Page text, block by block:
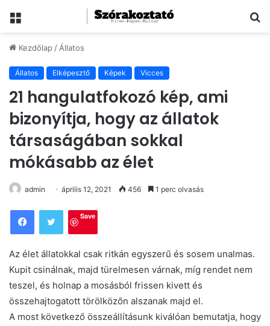
Menü
Kezdőlap / Állatos
Állatos Elképesztő Képek Vicces
21 hangulatfokozó kép, ami
bizonyítja, hogy az állatok
társaságában sokkal
mókásabb az élet
admin április 12, 2021 456 1 perc olvasás
Save
Az élet állatokkal csak ritkán egyszerű és sosem unalmas.
Kupit csinálnak, majd türelmesen várnak, míg rendet nem
teszel, és holnap a mosásból frissen kivett és
összehajtogatott törölközőn alszanak majd el.
A most következő összeállításunk kiválóan bemutatja, hogy